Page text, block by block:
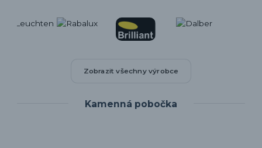
Zobrazit všechny výrobce
Kamenná pobočka